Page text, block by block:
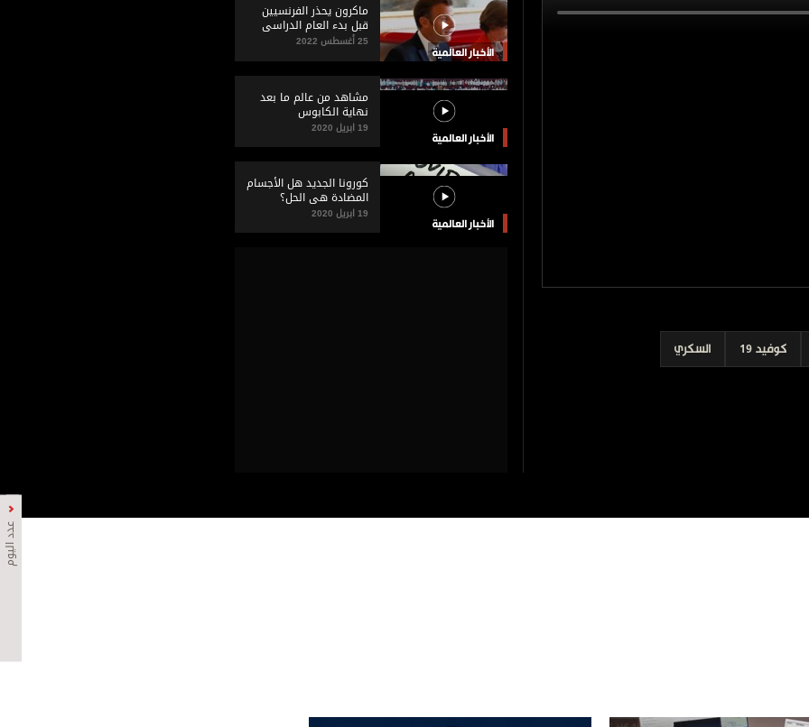
عدد اليوم
كوفيد 19 السكري
الأخبار العالمية
ماكرون يحذر الفرنسيين
قبل بدء العام الدراسي
25 أغسطس 2022
الأخبار العالمية
مشاهد من عالم ما بعد
نهاية الكابوس
19 ابريل 2020
الأخبار العالمية
كورونا الجديد هل الأجسام
المضادة هي الحل؟
19 ابريل 2020